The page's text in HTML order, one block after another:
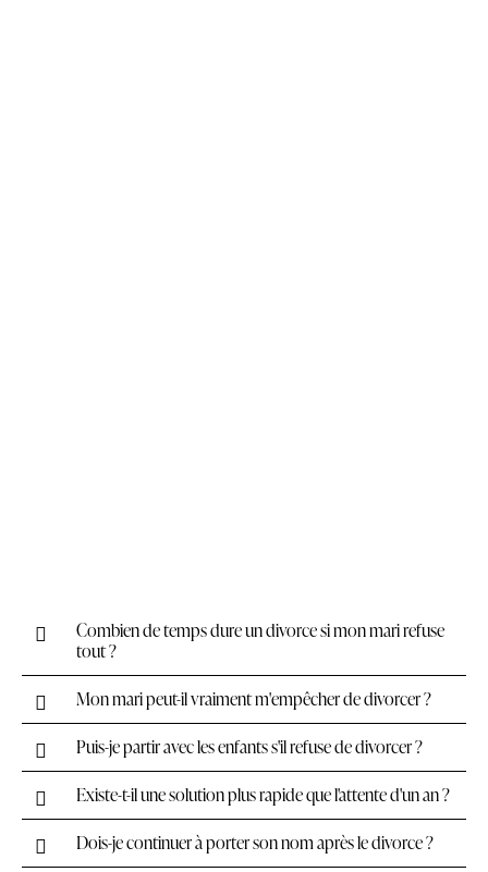
Combien de temps dure un divorce si mon mari refuse
tout ?
Mon mari peut-il vraiment m'empêcher de divorcer ?
Puis-je partir avec les enfants s'il refuse de divorcer ?
Existe-t-il une solution plus rapide que l'attente d'un an ?
Dois-je continuer à porter son nom après le divorce ?